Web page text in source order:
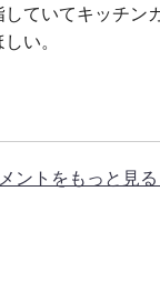
ていてキッチン
い。
ントをもっと見